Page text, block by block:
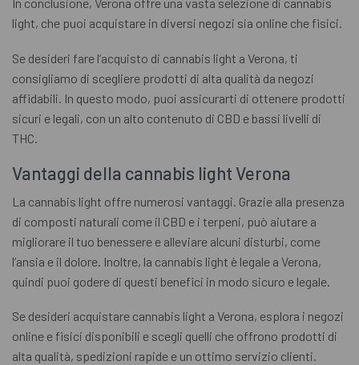
In conclusione, Verona offre una vasta selezione di cannabis
light, che puoi acquistare in diversi negozi sia online che fisici.
Se desideri fare l’acquisto di cannabis light a Verona, ti
consigliamo di scegliere prodotti di alta qualità da negozi
affidabili. In questo modo, puoi assicurarti di ottenere prodotti
sicuri e legali, con un alto contenuto di CBD e bassi livelli di
THC.
Vantaggi della cannabis light Verona
La cannabis light offre numerosi vantaggi. Grazie alla presenza
di composti naturali come il CBD e i terpeni, può aiutare a
migliorare il tuo benessere e alleviare alcuni disturbi, come
l’ansia e il dolore. Inoltre, la cannabis light è legale a Verona,
quindi puoi godere di questi benefici in modo sicuro e legale.
Se desideri acquistare cannabis light a Verona, esplora i negozi
online e fisici disponibili e scegli quelli che offrono prodotti di
alta qualità, spedizioni rapide e un ottimo servizio clienti.